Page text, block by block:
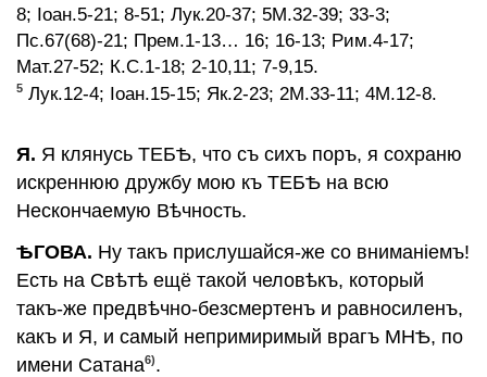
чрезъ открытiе 12 Тайнъ
Открытiе 7-ми Тайнъ
Правда БОГА Израилева
Колъ в горло
Всевѣчное Благовѣстiе
Вопросъ ко Всемiрному Свѣтителю
Чудо-Книжка
Объявка, что появилась на Свѣтѣ Чудо-
Книжка
Открытiе Тайнъ на Сей Планетѣ
Ура и Аллилуiя
Призывъ всѣхъ людей къ безсмертiю
8; Iоан.5-21; 8-51; Лук.20-37; 5М.32-39; 33-3;
Пс.67(68)-21; Прем.1-13… 16; 16-13; Рим.4-17;
Мат.27-52; К.С.1-18; 2-10,11; 7-9,15.
5 Лук.12-4; Iоан.15-15; Як.2-23; 2М.33-11; 4М.12-8.
Я. Я клянусь ТЕБѢ, что съ сихъ поръ, я сохраню
искреннюю дружбу мою къ ТЕБѢ на всю
Нескончаемую Вѣчность.
ѢГОВА. Ну такъ прислушайся-же со вниманiемъ!
Есть на Свѣтѣ ещё такой человѣкъ, который
такъ-же предвѣчно-безсмертенъ и равносиленъ,
какъ и Я, и самый непримиримый врагъ МНѢ, по
имени Сатана6).